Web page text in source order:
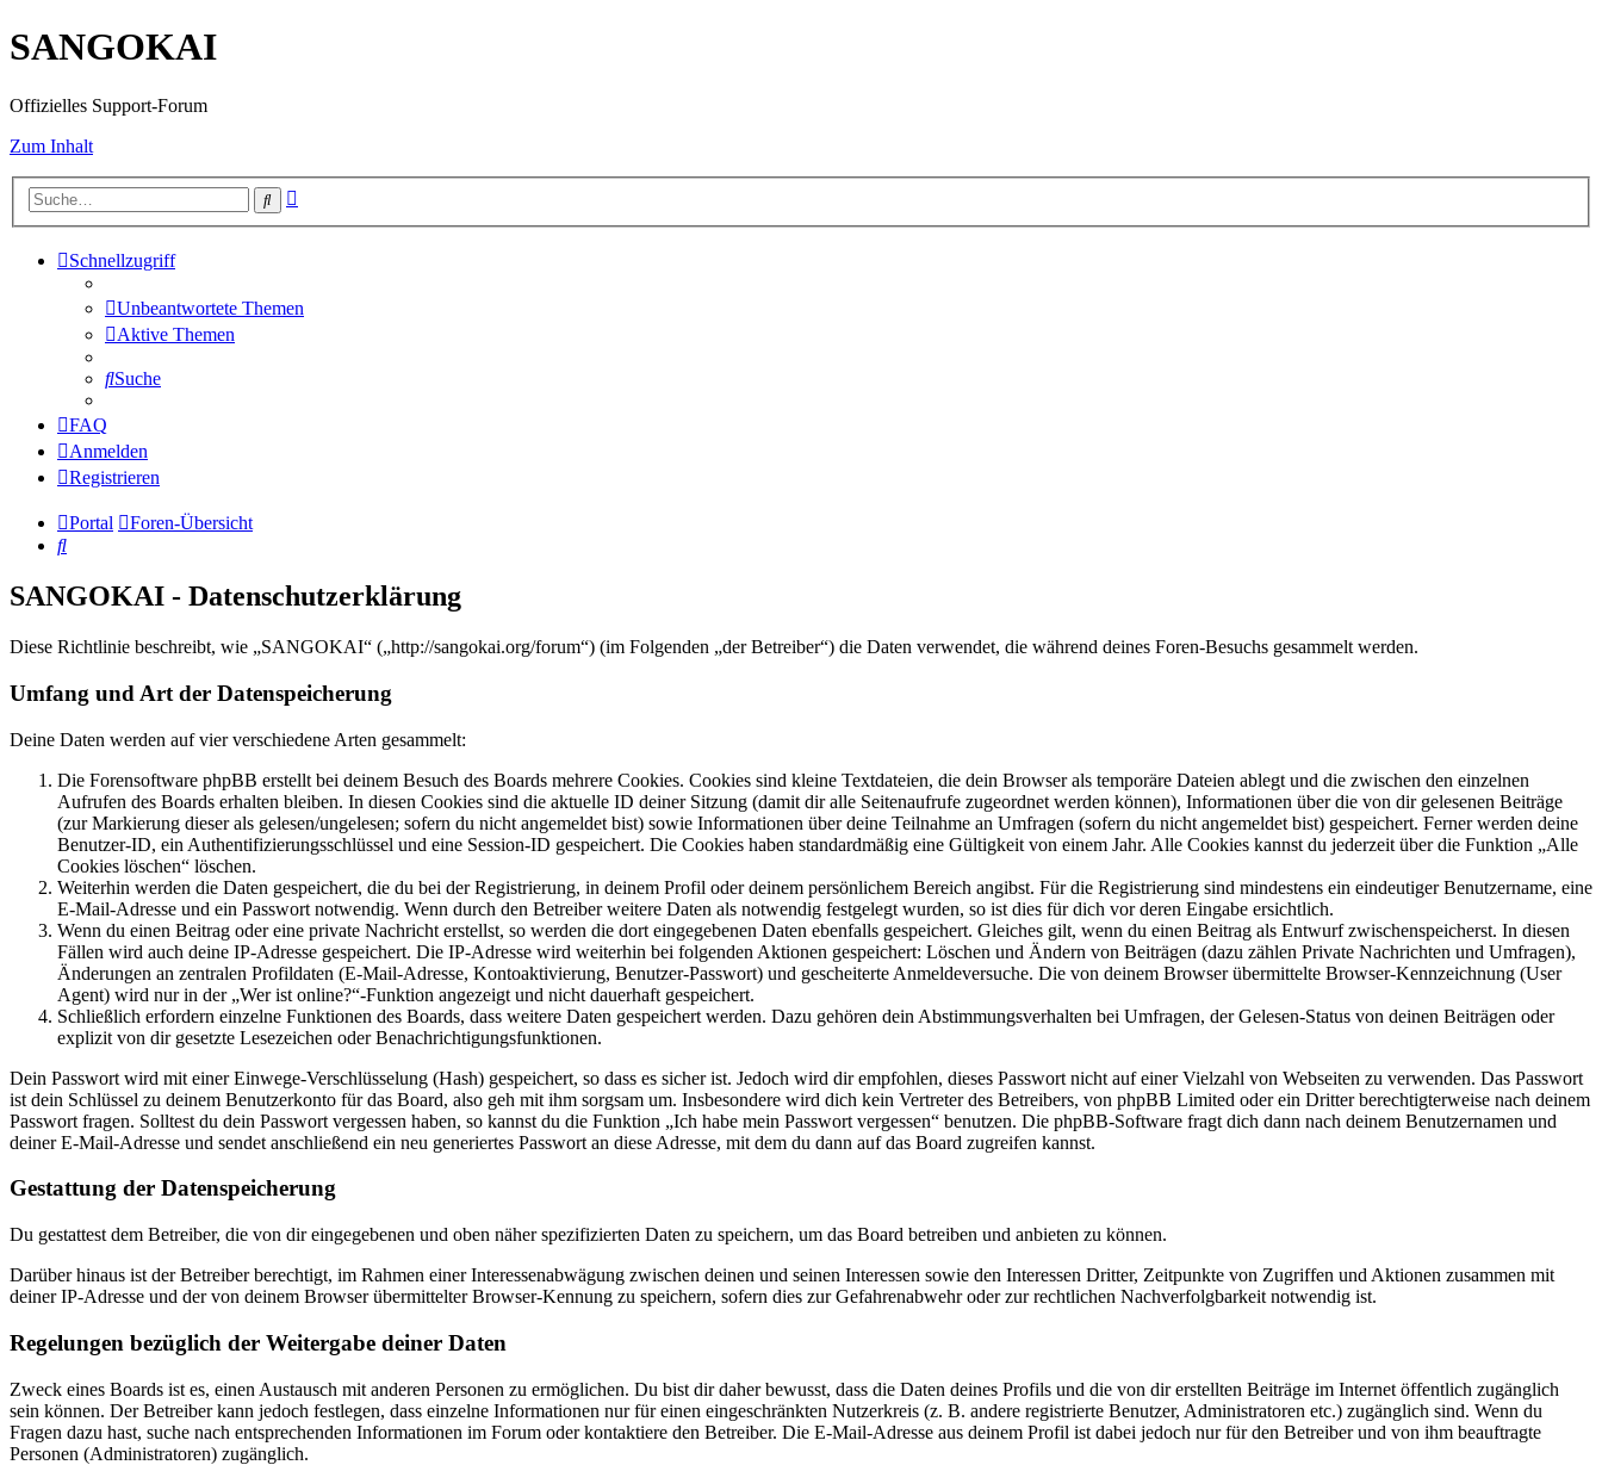
SANGOKAI
Offizielles Support-Forum
Zum Inhalt
Suche
Schnellzugriff
Unbeantwortete Themen
Aktive Themen
Suche
FAQ
Anmelden
Registrieren
Portal
Foren-Übersicht
Suche
SANGOKAI - Datenschutzerklärung
Diese Richtlinie beschreibt, wie „SANGOKAI“ („http://sangokai.org/forum“) (im Folgenden „der Betreiber“) die Daten verwendet, die während deines Foren-Besuchs gesammelt werden.
Umfang und Art der Datenspeicherung
Deine Daten werden auf vier verschiedene Arten gesammelt:
Die Forensoftware phpBB erstellt bei deinem Besuch des Boards mehrere Cookies. Cookies sind kleine Textdateien, die dein Browser als temporäre Dateien ablegt und die zwischen den einzelnen
Aufrufen des Boards erhalten bleiben. In diesen Cookies sind die aktuelle ID deiner Sitzung (damit dir alle Seitenaufrufe zugeordnet werden können), Informationen über die von dir gelesenen Beiträge
(zur Markierung dieser als gelesen/ungelesen; sofern du nicht angemeldet bist) sowie Informationen über deine Teilnahme an Umfragen (sofern du nicht angemeldet bist) gespeichert. Ferner werden deine
Benutzer-ID, ein Authentifizierungsschlüssel und eine Session-ID gespeichert. Die Cookies haben standardmäßig eine Gültigkeit von einem Jahr. Alle Cookies kannst du jederzeit über die Funktion „Alle
Cookies löschen“ löschen.
Weiterhin werden die Daten gespeichert, die du bei der Registrierung, in deinem Profil oder deinem persönlichem Bereich angibst. Für die Registrierung sind mindestens ein eindeutiger Benutzername, eine
E-Mail-Adresse und ein Passwort notwendig. Wenn durch den Betreiber weitere Daten als notwendig festgelegt wurden, so ist dies für dich vor deren Eingabe ersichtlich.
Wenn du einen Beitrag oder eine private Nachricht erstellst, so werden die dort eingegebenen Daten ebenfalls gespeichert. Gleiches gilt, wenn du einen Beitrag als Entwurf zwischenspeicherst. In diesen
Fällen wird auch deine IP-Adresse gespeichert. Die IP-Adresse wird weiterhin bei folgenden Aktionen gespeichert: Löschen und Ändern von Beiträgen (dazu zählen Private Nachrichten und Umfragen),
Änderungen an zentralen Profildaten (E-Mail-Adresse, Kontoaktivierung, Benutzer-Passwort) und gescheiterte Anmeldeversuche. Die von deinem Browser übermittelte Browser-Kennzeichnung (User
Agent) wird nur in der „Wer ist online?“-Funktion angezeigt und nicht dauerhaft gespeichert.
Schließlich erfordern einzelne Funktionen des Boards, dass weitere Daten gespeichert werden. Dazu gehören dein Abstimmungsverhalten bei Umfragen, der Gelesen-Status von deinen Beiträgen oder
explizit von dir gesetzte Lesezeichen oder Benachrichtigungsfunktionen.
Dein Passwort wird mit einer Einwege-Verschlüsselung (Hash) gespeichert, so dass es sicher ist. Jedoch wird dir empfohlen, dieses Passwort nicht auf einer Vielzahl von Webseiten zu verwenden. Das Passwort
ist dein Schlüssel zu deinem Benutzerkonto für das Board, also geh mit ihm sorgsam um. Insbesondere wird dich kein Vertreter des Betreibers, von phpBB Limited oder ein Dritter berechtigterweise nach deinem
Passwort fragen. Solltest du dein Passwort vergessen haben, so kannst du die Funktion „Ich habe mein Passwort vergessen“ benutzen. Die phpBB-Software fragt dich dann nach deinem Benutzernamen und
deiner E-Mail-Adresse und sendet anschließend ein neu generiertes Passwort an diese Adresse, mit dem du dann auf das Board zugreifen kannst.
Gestattung der Datenspeicherung
Du gestattest dem Betreiber, die von dir eingegebenen und oben näher spezifizierten Daten zu speichern, um das Board betreiben und anbieten zu können.
Darüber hinaus ist der Betreiber berechtigt, im Rahmen einer Interessenabwägung zwischen deinen und seinen Interessen sowie den Interessen Dritter, Zeitpunkte von Zugriffen und Aktionen zusammen mit
deiner IP-Adresse und der von deinem Browser übermittelter Browser-Kennung zu speichern, sofern dies zur Gefahrenabwehr oder zur rechtlichen Nachverfolgbarkeit notwendig ist.
Regelungen bezüglich der Weitergabe deiner Daten
Zweck eines Boards ist es, einen Austausch mit anderen Personen zu ermöglichen. Du bist dir daher bewusst, dass die Daten deines Profils und die von dir erstellten Beiträge im Internet öffentlich zugänglich
sein können. Der Betreiber kann jedoch festlegen, dass einzelne Informationen nur für einen eingeschränkten Nutzerkreis (z. B. andere registrierte Benutzer, Administratoren etc.) zugänglich sind. Wenn du
Fragen dazu hast, suche nach entsprechenden Informationen im Forum oder kontaktiere den Betreiber. Die E-Mail-Adresse aus deinem Profil ist dabei jedoch nur für den Betreiber und von ihm beauftragte
Personen (Administratoren) zugänglich.